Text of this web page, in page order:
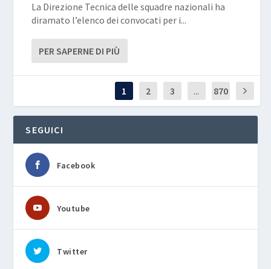
La Direzione Tecnica delle squadre nazionali ha
diramato l’elenco dei convocati per i...
PER SAPERNE DI PIÙ
1 2 3 ... 870
SEGUICI
Facebook
Youtube
Twitter